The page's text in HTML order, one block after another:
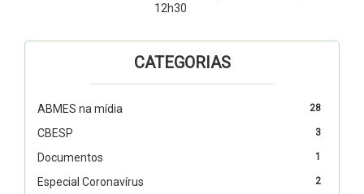
12h30
CATEGORIAS
28
ABMES na mídia
3
CBESP
1
Documentos
2
Especial Coronavírus